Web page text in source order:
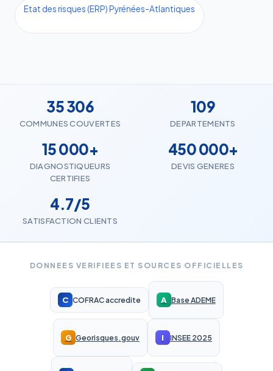
Etat des risques (ERP) Pyrénées-Atlantiques
35 306
COMMUNES COUVERTES
109
DEPARTEMENTS
15 000+
DIAGNOSTIQUEURS
CERTIFIES
450 000+
DEVIS GENERES
4.7/5
SATISFACTION CLIENTS
DONNEES VERIFIEES ET SOURCES OFFICIELLES
C COFRAC accredite A Base ADEME
G Georisques.gouv I INSEE 2025